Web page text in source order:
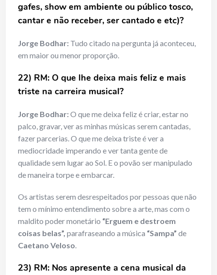
gafes, show em ambiente ou público tosco,
cantar e não receber, ser cantado e etc)?
Jorge Bodhar: Tudo citado na pergunta já aconteceu,
em maior ou menor proporção.
22) RM: O que lhe deixa mais feliz e mais
triste na carreira musical?
Jorge Bodhar:O que me deixa feliz é criar, estar no
palco, gravar, ver as minhas músicas serem cantadas,
fazer parcerias. O que me deixa triste é ver a
mediocridade imperando e ver tanta gente de
qualidade sem lugar ao Sol. E o povão ser manipulado
de maneira torpe e embarcar.
Os artistas serem desrespeitados por pessoas que não
tem o mínimo entendimento sobre a arte, mas com o
maldito poder monetário “Erguem e destroem
coisas belas”, parafraseando a música “Sampa” de
Caetano Veloso.
23) RM: Nos apresente a cena musical da